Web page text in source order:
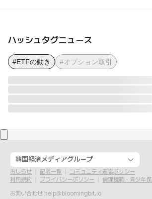
ハッシュタグニュース
#ETFの動き #オプション取引
韓国経済メディアグループ
おしらせ 記者一覧
コミュニティ運営ポリシー
利用規約
プライバシーポリシー
倫理規範・青少年
お問い合わせ help@bloomingbit.io